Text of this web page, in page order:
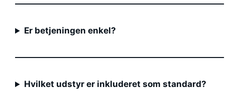
Er betjeningen enkel?
Hvilket udstyr er inkluderet som standard?